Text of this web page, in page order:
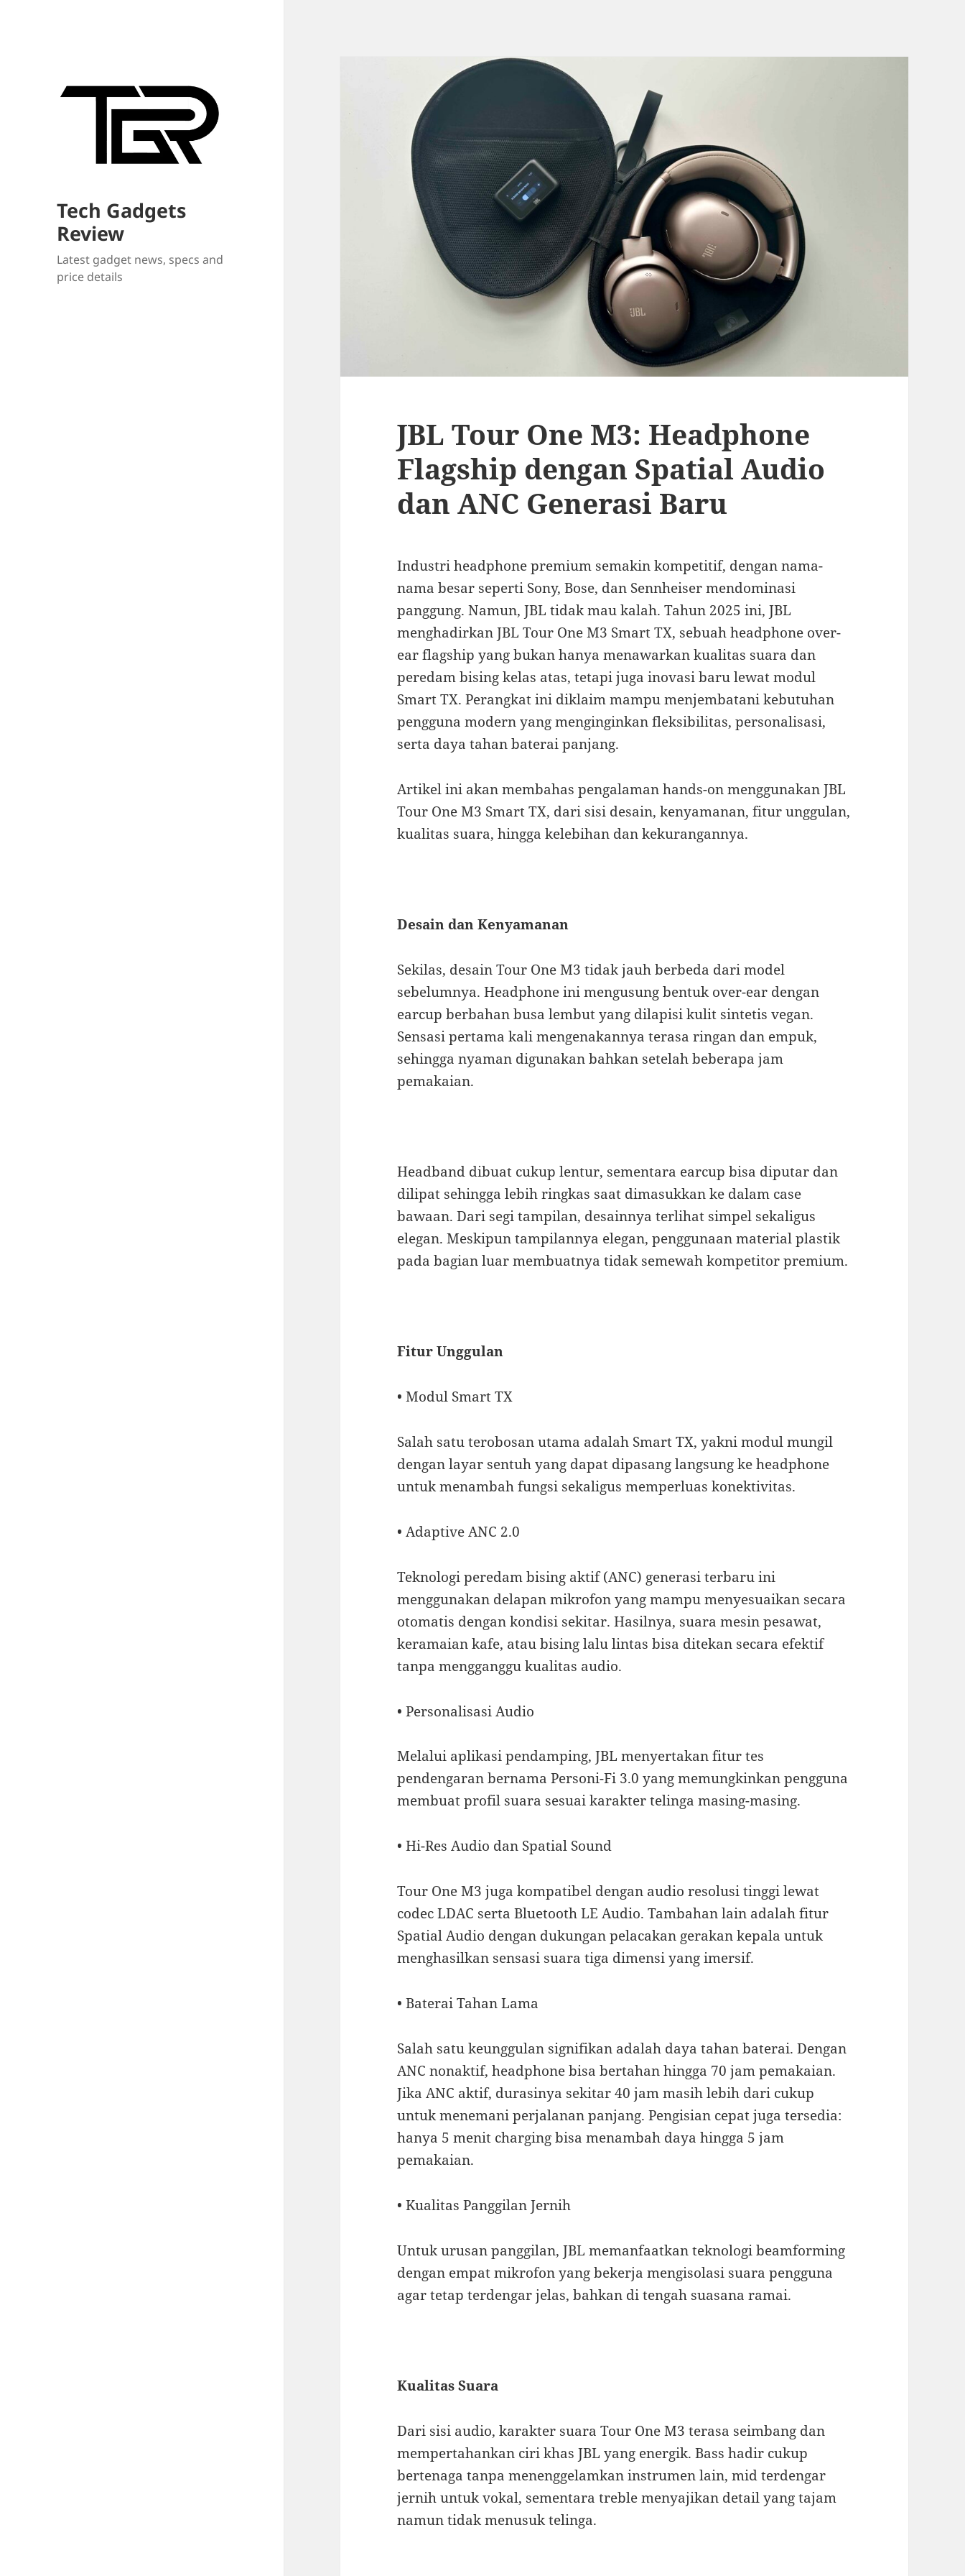
Tech Gadgets
Review
Latest gadget news, specs and
price details
JBL Tour One M3: Headphone
Flagship dengan Spatial Audio
dan ANC Generasi Baru
Industri headphone premium semakin kompetitif, dengan nama-
nama besar seperti Sony, Bose, dan Sennheiser mendominasi
panggung. Namun, JBL tidak mau kalah. Tahun 2025 ini, JBL
menghadirkan JBL Tour One M3 Smart TX, sebuah headphone over-
ear flagship yang bukan hanya menawarkan kualitas suara dan
peredam bising kelas atas, tetapi juga inovasi baru lewat modul
Smart TX. Perangkat ini diklaim mampu menjembatani kebutuhan
pengguna modern yang menginginkan fleksibilitas, personalisasi,
serta daya tahan baterai panjang.
Artikel ini akan membahas pengalaman hands-on menggunakan JBL
Tour One M3 Smart TX, dari sisi desain, kenyamanan, fitur unggulan,
kualitas suara, hingga kelebihan dan kekurangannya.
Desain dan Kenyamanan
Sekilas, desain Tour One M3 tidak jauh berbeda dari model
sebelumnya. Headphone ini mengusung bentuk over-ear dengan
earcup berbahan busa lembut yang dilapisi kulit sintetis vegan.
Sensasi pertama kali mengenakannya terasa ringan dan empuk,
sehingga nyaman digunakan bahkan setelah beberapa jam
pemakaian.
Headband dibuat cukup lentur, sementara earcup bisa diputar dan
dilipat sehingga lebih ringkas saat dimasukkan ke dalam case
bawaan. Dari segi tampilan, desainnya terlihat simpel sekaligus
elegan. Meskipun tampilannya elegan, penggunaan material plastik
pada bagian luar membuatnya tidak semewah kompetitor premium.
Fitur Unggulan
• Modul Smart TX
Salah satu terobosan utama adalah Smart TX, yakni modul mungil
dengan layar sentuh yang dapat dipasang langsung ke headphone
untuk menambah fungsi sekaligus memperluas konektivitas.
• Adaptive ANC 2.0
Teknologi peredam bising aktif (ANC) generasi terbaru ini
menggunakan delapan mikrofon yang mampu menyesuaikan secara
otomatis dengan kondisi sekitar. Hasilnya, suara mesin pesawat,
keramaian kafe, atau bising lalu lintas bisa ditekan secara efektif
tanpa mengganggu kualitas audio.
• Personalisasi Audio
Melalui aplikasi pendamping, JBL menyertakan fitur tes
pendengaran bernama Personi-Fi 3.0 yang memungkinkan pengguna
membuat profil suara sesuai karakter telinga masing-masing.
• Hi-Res Audio dan Spatial Sound
Tour One M3 juga kompatibel dengan audio resolusi tinggi lewat
codec LDAC serta Bluetooth LE Audio. Tambahan lain adalah fitur
Spatial Audio dengan dukungan pelacakan gerakan kepala untuk
menghasilkan sensasi suara tiga dimensi yang imersif.
• Baterai Tahan Lama
Salah satu keunggulan signifikan adalah daya tahan baterai. Dengan
ANC nonaktif, headphone bisa bertahan hingga 70 jam pemakaian.
Jika ANC aktif, durasinya sekitar 40 jam masih lebih dari cukup
untuk menemani perjalanan panjang. Pengisian cepat juga tersedia:
hanya 5 menit charging bisa menambah daya hingga 5 jam
pemakaian.
• Kualitas Panggilan Jernih
Untuk urusan panggilan, JBL memanfaatkan teknologi beamforming
dengan empat mikrofon yang bekerja mengisolasi suara pengguna
agar tetap terdengar jelas, bahkan di tengah suasana ramai.
Kualitas Suara
Dari sisi audio, karakter suara Tour One M3 terasa seimbang dan
mempertahankan ciri khas JBL yang energik. Bass hadir cukup
bertenaga tanpa menenggelamkan instrumen lain, mid terdengar
jernih untuk vokal, sementara treble menyajikan detail yang tajam
namun tidak menusuk telinga.